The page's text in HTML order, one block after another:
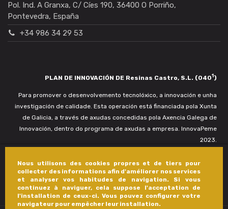
Nous utilisons des cookies propres et de tiers pour
collecter des informations afin d'améliorer nos services
et analyser vos habitudes de navigation. Si vous
continuez à naviguer, cela suppose l'acceptation de
l'installation de ceux-ci. Vous pouvez configurer votre
navigateur pour empêcher leur installation.
Pol. Ind. A Granxa, C/ Cíes 190, 36400 O Porriño,
Pontevedra, España
+34 986 34 29 53
PLAN DE INNOVACIÓN DE Resinas Castro, S.L. (0401)
Para promover o desenvolvemento tecnolóxico, a innovación e unha
investigación de calidade. Esta operación está financiada pola Xunta
de Galicia, a través de axudas concedidas pola Axencia Galega de
Innovación, dentro do programa de axudas a empresa. InnovaPeme
2023.